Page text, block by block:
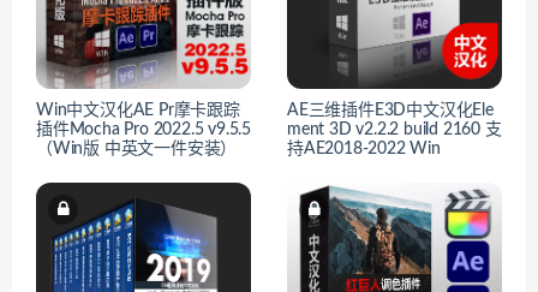
Win中文汉化AE Pr摩卡跟踪
插件Mocha Pro 2022.5 v9.5.5
（Win版 中英文一件安装）
AE三维插件E3D中文汉化Ele
ment 3D v2.2.2 build 2160 支
持AE2018-2022 Win